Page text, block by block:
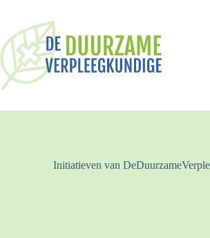
inhoud
Initiatieven van